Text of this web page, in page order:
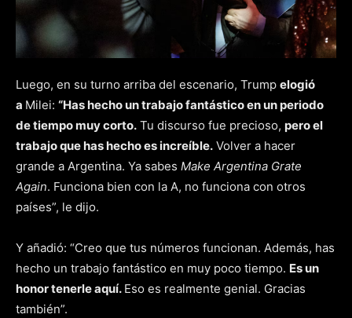
Luego, en su turno arriba del escenario, Trump elogió
a Milei: “Has hecho un trabajo fantástico en un periodo
de tiempo muy corto. Tu discurso fue precioso, pero el
trabajo que has hecho es increíble. Volver a hacer
grande a Argentina. Ya sabes Make Argentina Grate
Again. Funciona bien con la A, no funciona con otros
países”, le dijo.
Y añadió: “Creo que tus números funcionan. Además, has
hecho un trabajo fantástico en muy poco tiempo. Es un
honor tenerle aquí. Eso es realmente genial. Gracias
también”.